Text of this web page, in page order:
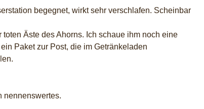
begegnet, wirkt sehr verschlafen. Scheinbar
Äste des Ahorns. Ich schaue ihm noch eine
Paket zur Post, die im Getränkeladen
nennenswertes.